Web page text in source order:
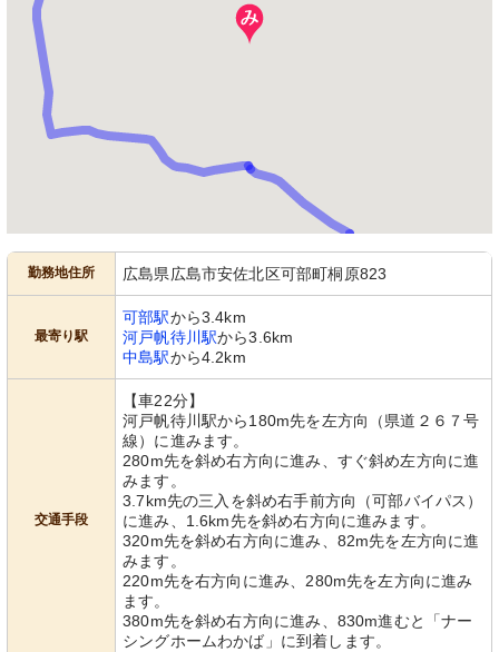
勤務地住所 広島県広島市安佐北区可部町桐原823
最寄り駅
可部駅から3.4km
河戸帆待川駅から3.6km
中島駅から4.2km
交通手段
【車22分】
河戸帆待川駅から180m先を左方向（県道２６７号
線）に進みます。
280m先を斜め右方向に進み、すぐ斜め左方向に進
みます。
3.7km先の三入を斜め右手前方向（可部バイパス）
に進み、1.6km先を斜め右方向に進みます。
320m先を斜め右方向に進み、82m先を左方向に進
みます。
220m先を右方向に進み、280m先を左方向に進み
ます。
380m先を斜め右方向に進み、830m進むと「ナー
シングホームわかば」に到着します。